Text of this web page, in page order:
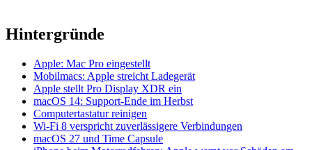
Hintergründe
Apple: Mac Pro eingestellt
Mobilmacs: Apple streicht Ladegerät
Apple stellt Pro Display XDR ein
macOS 14: Support-Ende im Herbst
Computertastatur reinigen
Wi-Fi 8 verspricht zuverlässigere Verbindungen
macOS 27 und Time Capsule